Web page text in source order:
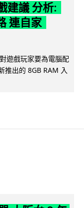
建議 分析:
連自家
遊戲玩家要為電腦配
推出的 8GB RAM 入